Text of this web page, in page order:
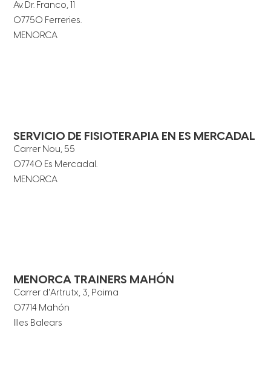
Av. Dr. Franco, 11
07750 Ferreries.
MENORCA
SERVICIO DE FISIOTERAPIA EN ES MERCADAL
Carrer Nou, 55
07740 Es Mercadal.
MENORCA
MENORCA TRAINERS MAHÓN
Carrer d'Artrutx, 3, Poima
07714 Mahón
Illes Balears